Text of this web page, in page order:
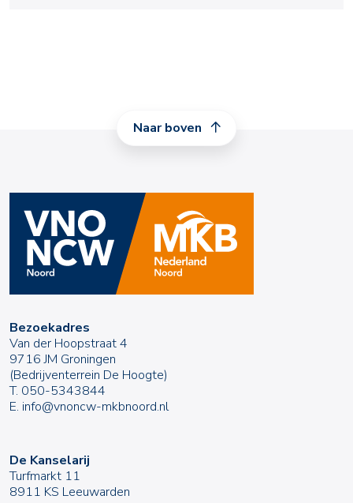
Naar boven
Bezoekadres
Van der Hoopstraat 4
9716 JM Groningen
(Bedrijventerrein De Hoogte)
T. 050-5343844
E. info@vnoncw-mkbnoord.nl
De Kanselarij
Turfmarkt 11
8911 KS Leeuwarden